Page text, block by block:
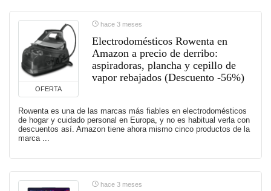
OFERTA
hace 3 meses
Electrodomésticos Rowenta en
Amazon a precio de derribo:
aspiradoras, plancha y cepillo de
vapor rebajados (Descuento -56%)
Rowenta es una de las marcas más fiables en electrodomésticos
de hogar y cuidado personal en Europa, y no es habitual verla con
descuentos así. Amazon tiene ahora mismo cinco productos de la
marca ...
hace 3 meses